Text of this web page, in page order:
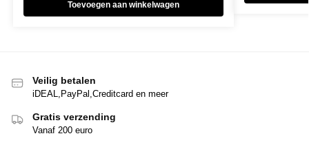
Toevoegen aan winkelwagen
Veilig betalen
iDEAL,PayPal,Creditcard en meer
Gratis verzending
Vanaf 200 euro